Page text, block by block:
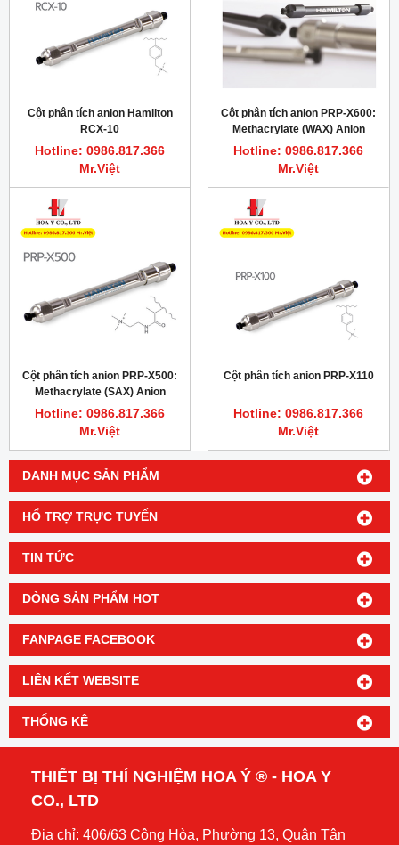
DANH MỤC SẢN PHẨM
HỔ TRỢ TRỰC TUYẾN
TIN TỨC
DÒNG SẢN PHẨM HOT
FANPAGE FACEBOOK
LIÊN KẾT WEBSITE
THỐNG KÊ
Cột phân tích anion Hamilton
RCX-10
Hotline: 0986.817.366
Mr.Việt
Cột phân tích anion PRP-X600:
Methacrylate (WAX) Anion
Exchange HPLC Column
Hotline: 0986.817.366
Mr.Việt
Cột phân tích anion PRP-X500:
Methacrylate (SAX) Anion
Exchange HPLC Column
Hotline: 0986.817.366
Mr.Việt
Cột phân tích anion PRP-X110
Hotline: 0986.817.366
Mr.Việt
THIẾT BỊ THÍ NGHIỆM HOA Ý ® - HOA Y
CO., LTD
Địa chỉ: 406/63 Cộng Hòa, Phường 13, Quận Tân